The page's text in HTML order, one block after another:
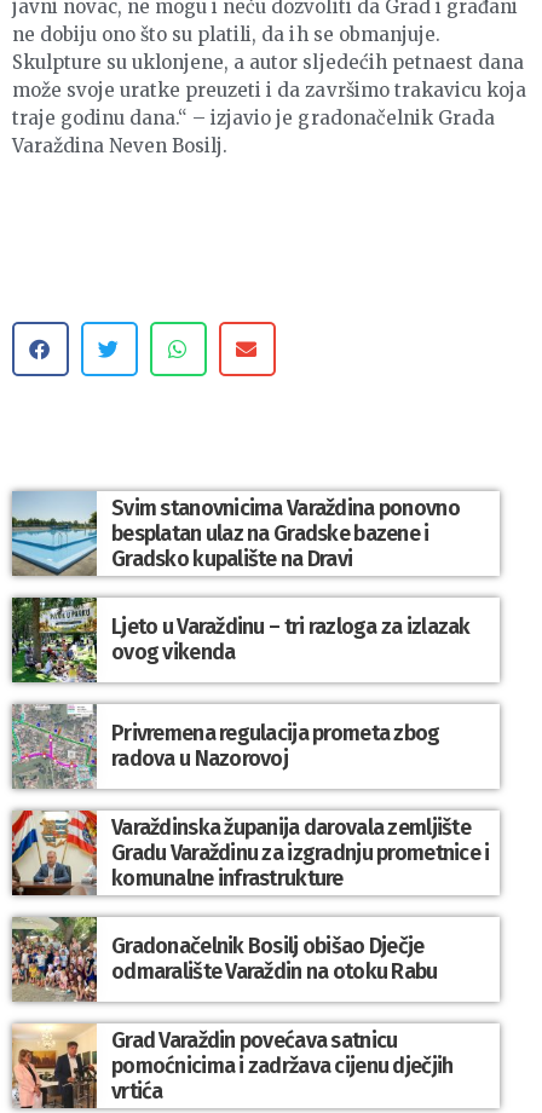
javni novac, ne mogu i neću dozvoliti da Grad i građani
ne dobiju ono što su platili, da ih se obmanjuje.
Skulpture su uklonjene, a autor sljedećih petnaest dana
može svoje uratke preuzeti i da završimo trakavicu koja
traje godinu dana.“ – izjavio je gradonačelnik Grada
Varaždina Neven Bosilj.
Svim stanovnicima Varaždina ponovno
besplatan ulaz na Gradske bazene i
Gradsko kupalište na Dravi
Ljeto u Varaždinu – tri razloga za izlazak
ovog vikenda
Privremena regulacija prometa zbog
radova u Nazorovoj
Varaždinska županija darovala zemljište
Gradu Varaždinu za izgradnju prometnice i
komunalne infrastrukture
Gradonačelnik Bosilj obišao Dječje
odmaralište Varaždin na otoku Rabu
Grad Varaždin povećava satnicu
pomoćnicima i zadržava cijenu dječjih
vrtića